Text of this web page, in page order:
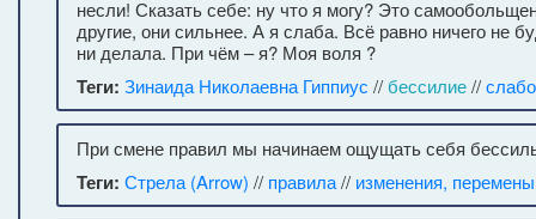
несли! Сказать себе: ну что я могу? Это
другие, они сильнее. А я слаба. Всё равно ничего не
ни делала. При чём – я? Моя воля ?
Теги: Зинаида Николаевна Гиппиус //бессилие//
При смене правил мы начинаем ощущать себя
Теги: Стрела (Arrow) // правила// изменения, перемены